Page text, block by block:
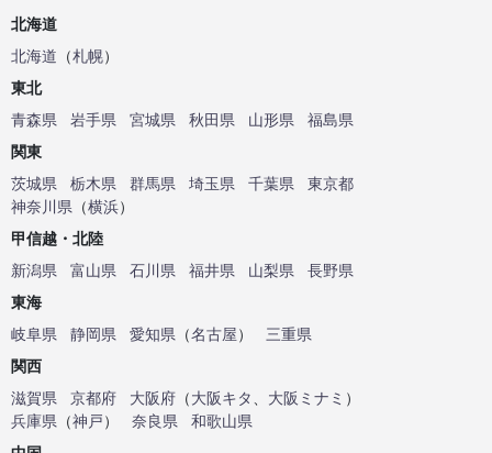
北海道
北海道 （札幌）
東北
青森県
岩手県 宮城県 秋田県 山形県
福島県
関東
茨城県
栃木県 群馬県 埼玉県 千葉県
東京都
神奈川県 （横浜）
甲信越・北陸
新潟県
富山県 石川県 福井県 山梨県
長野県
東海
岐阜県
静岡県 愛知県 （名古屋）
三重県
関西
滋賀県
京都府 大阪府 （大阪キタ 大阪ミナミ ）
兵庫県 （神戸） 奈良県
和歌山県